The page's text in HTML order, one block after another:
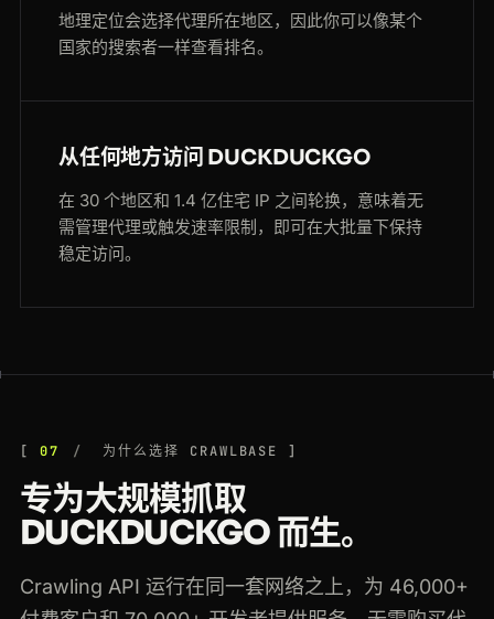
地理定位会选择代理所在地区，因此你可以像某个
国家的搜索者一样查看排名。
从任何地方访问 DUCKDUCKGO
在 30 个地区和 1.4 亿住宅 IP 之间轮换，意味着无
需管理代理或触发速率限制，即可在大批量下保持
稳定访问。
07 为什么选择 CRAWLBASE
专为大规模抓取
DUCKDUCKGO 而生。
Crawling API 运行在同一套网络之上，为 46,000+